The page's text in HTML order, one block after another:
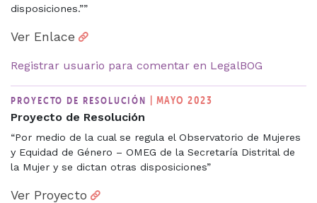
disposiciones.””
Ver Enlace
Registrar usuario para comentar en LegalBOG
PROYECTO DE RESOLUCIÓN | MAYO 2023
Proyecto de Resolución
“Por medio de la cual se regula el Observatorio de Mujeres
y Equidad de Género – OMEG de la Secretaría Distrital de
la Mujer y se dictan otras disposiciones”
Ver Proyecto